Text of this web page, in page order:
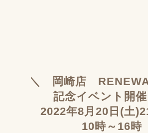
＼ 岡崎店
記念イベント開
2022年8月20日(土
10時～16時